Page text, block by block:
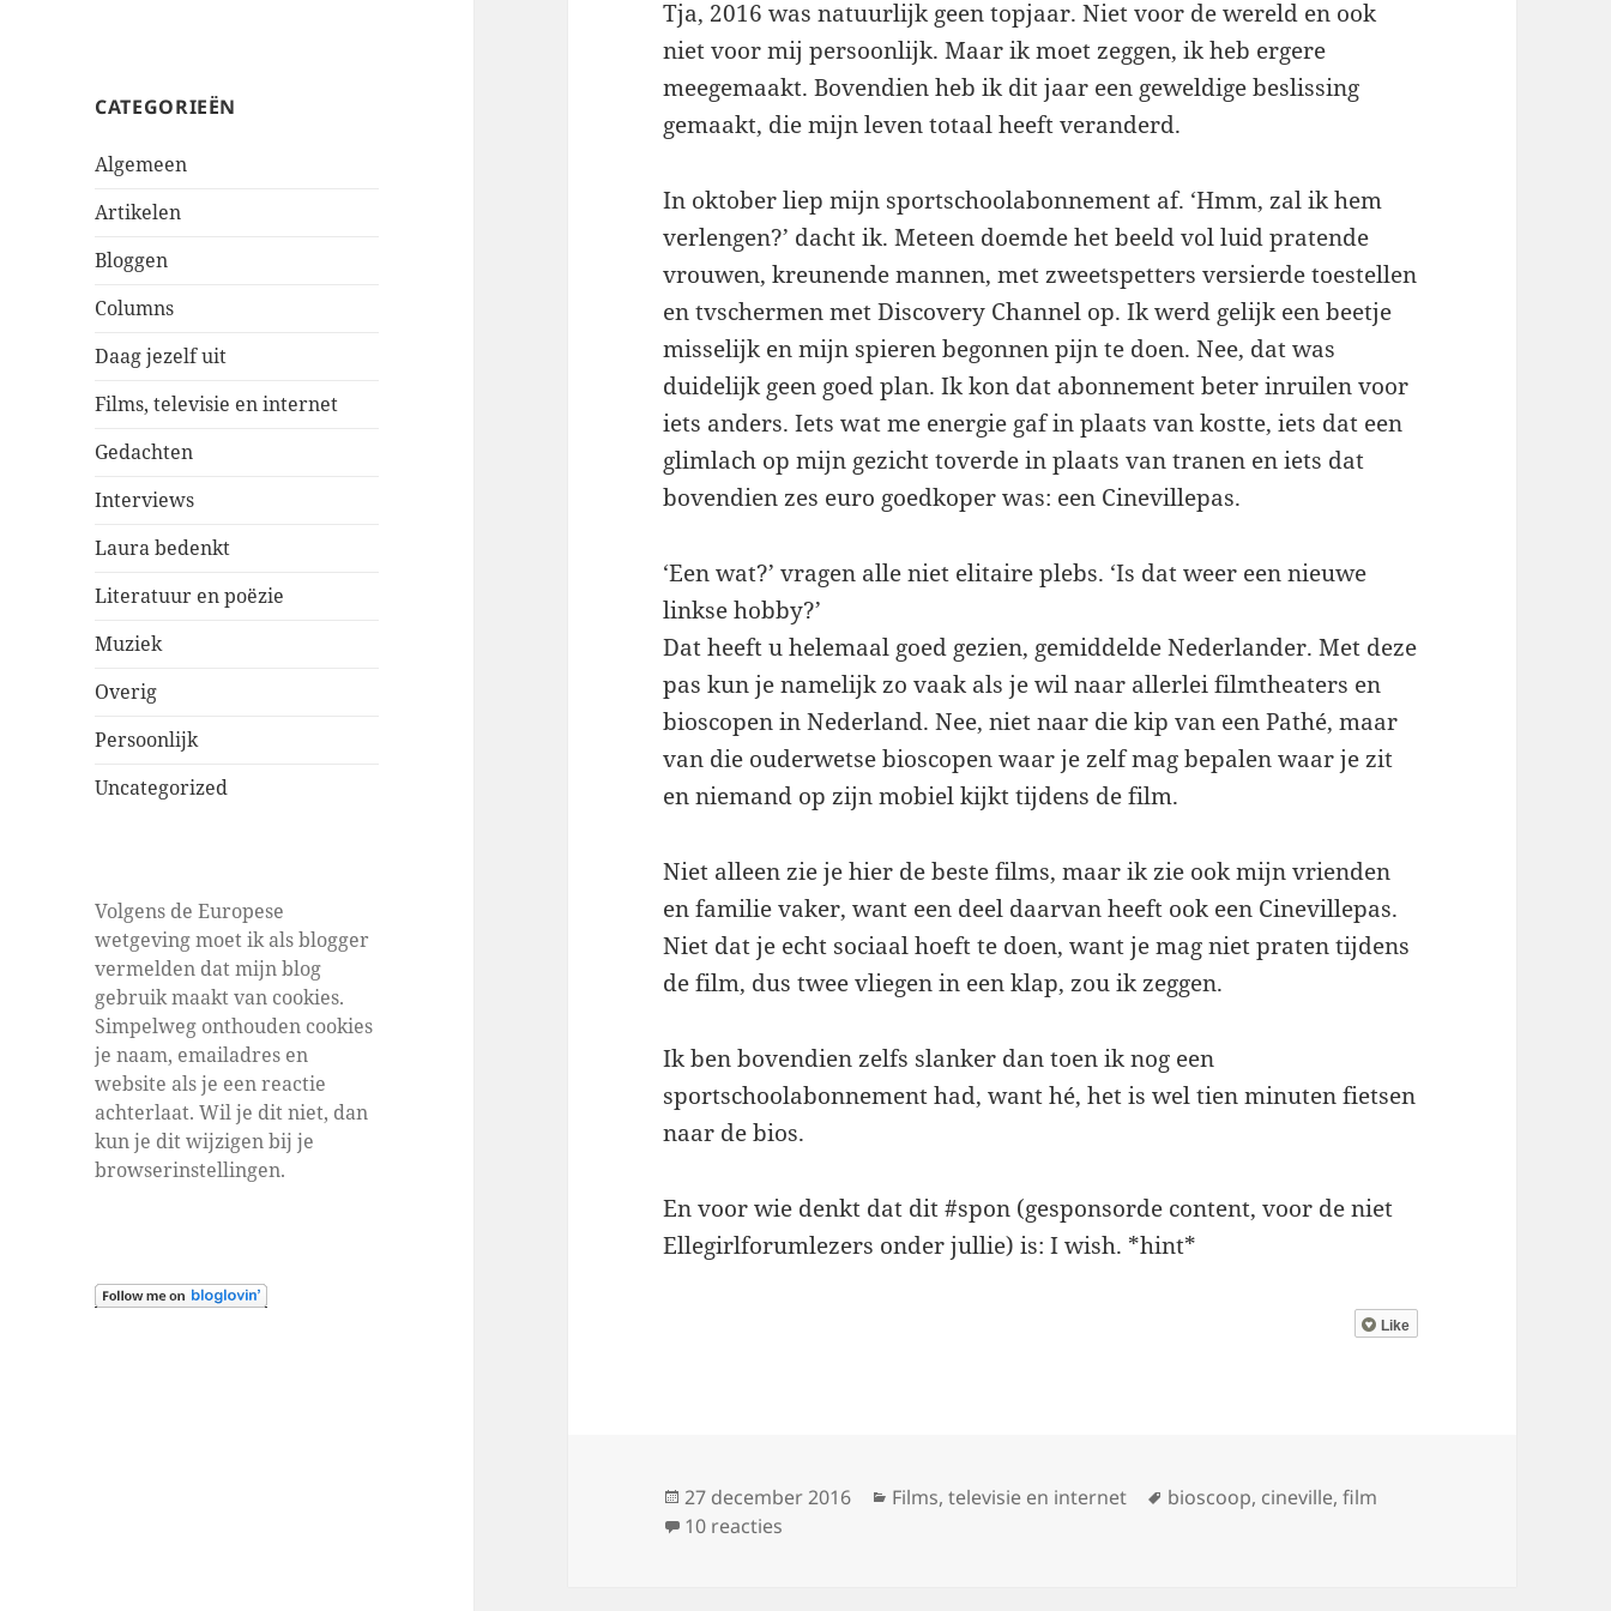
CATEGORIEËN
Algemeen
Artikelen
Bloggen
Columns
Daag jezelf uit
Films, televisie en internet
Gedachten
Interviews
Laura bedenkt
Literatuur en poëzie
Muziek
Overig
Persoonlijk
Uncategorized
Volgens de Europese
wetgeving moet ik als blogger
vermelden dat mijn blog
gebruik maakt van cookies.
Simpelweg onthouden cookies
je naam, emailadres en
website als je een reactie
achterlaat. Wil je dit niet, dan
kun je dit wijzigen bij je
browserinstellingen.
Tja, 2016 was natuurlijk geen topjaar. Niet voor de wereld en ook
niet voor mij persoonlijk. Maar ik moet zeggen, ik heb ergere
meegemaakt. Bovendien heb ik dit jaar een geweldige beslissing
gemaakt, die mijn leven totaal heeft veranderd.
In oktober liep mijn sportschoolabonnement af. ‘Hmm, zal ik hem
verlengen?’ dacht ik. Meteen doemde het beeld vol luid pratende
vrouwen, kreunende mannen, met zweetspetters versierde toestellen
en tvschermen met Discovery Channel op. Ik werd gelijk een beetje
misselijk en mijn spieren begonnen pijn te doen. Nee, dat was
duidelijk geen goed plan. Ik kon dat abonnement beter inruilen voor
iets anders. Iets wat me energie gaf in plaats van kostte, iets dat een
glimlach op mijn gezicht toverde in plaats van tranen en iets dat
bovendien zes euro goedkoper was: een Cinevillepas.
‘Een wat?’ vragen alle niet elitaire plebs. ‘Is dat weer een nieuwe
linkse hobby?’
Dat heeft u helemaal goed gezien, gemiddelde Nederlander. Met deze
pas kun je namelijk zo vaak als je wil naar allerlei filmtheaters en
bioscopen in Nederland. Nee, niet naar die kip van een Pathé, maar
van die ouderwetse bioscopen waar je zelf mag bepalen waar je zit
en niemand op zijn mobiel kijkt tijdens de film.
Niet alleen zie je hier de beste films, maar ik zie ook mijn vrienden
en familie vaker, want een deel daarvan heeft ook een Cinevillepas.
Niet dat je echt sociaal hoeft te doen, want je mag niet praten tijdens
de film, dus twee vliegen in een klap, zou ik zeggen.
Ik ben bovendien zelfs slanker dan toen ik nog een
sportschoolabonnement had, want hé, het is wel tien minuten fietsen
naar de bios.
En voor wie denkt dat dit #spon (gesponsorde content, voor de niet
Ellegirlforumlezers onder jullie) is: I wish. *hint*
Like
Geplaatst
op
27 december 2016 Categorieën
Films, televisie en internet Tags
bioscoop, cineville,film
10 reacties